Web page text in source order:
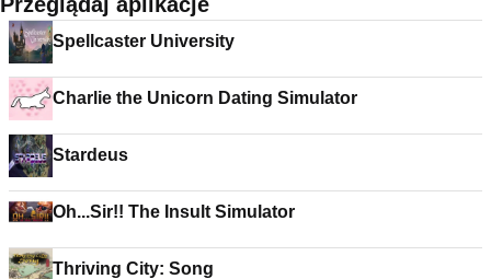
Spellcaster University
Charlie the Unicorn Dating Simulator
Stardeus
Oh...Sir!! The Insult Simulator
Thriving City: Song